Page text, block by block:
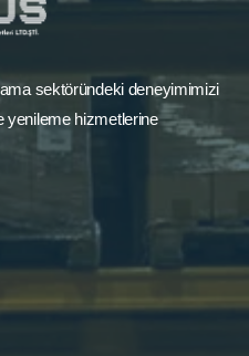
sektöründeki deneyimimizi
yenileme hizmetlerine